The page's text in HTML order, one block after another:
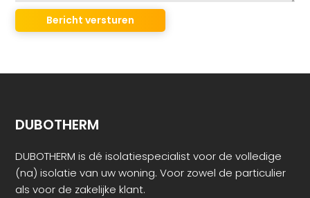
DUBOTHERM
DUBOTHERM is dé isolatiespecialist voor de volledige
(na) isolatie van uw woning. Voor zowel de particulier
als voor de zakelijke klant.